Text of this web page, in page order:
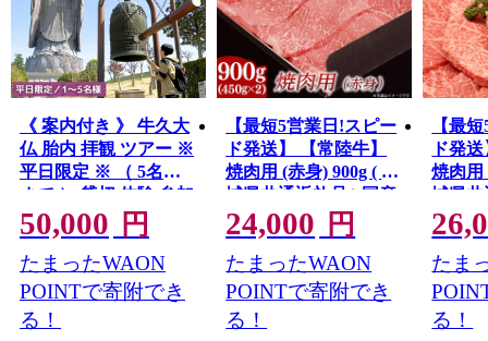
《 案内付き 》 牛久大
仏 胎内 拝観 ツアー ※
平日限定 ※ （ 5名様
まで ） 貸切 体験 参加
券 体験チケット 観光
50,000 円
たまったWAON
POINTで寄附でき
る！
【最短5営業日!スピー
ド発送】 【常陸牛】
焼肉用 (赤身) 900g ( 茨
城県共通返礼品 ) 国産
焼肉 焼き肉 バーベキ
ュー BBQ お肉 A4ラン
ク A5ランク ブランド
牛
24,000 円
たまったWAON
POINTで寄附でき
る！
【最
ド発
焼肉用
城県
霜降り
ーベキ
A4ラ
ランド
たま
る！